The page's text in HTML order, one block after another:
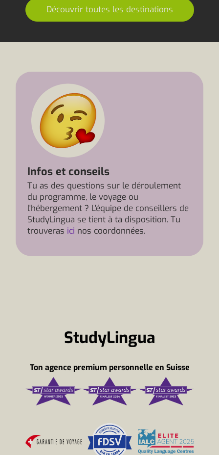
Découvrir toutes les destinations
Infos et conseils
Tu as des questions sur le déroulement
du programme, le voyage ou
l'hébergement ? L'équipe de conseillers de
StudyLingua se tient à ta disposition. Tu
trouveras ici nos coordonnées.
StudyLingua
Ton agence premium personnelle en Suisse